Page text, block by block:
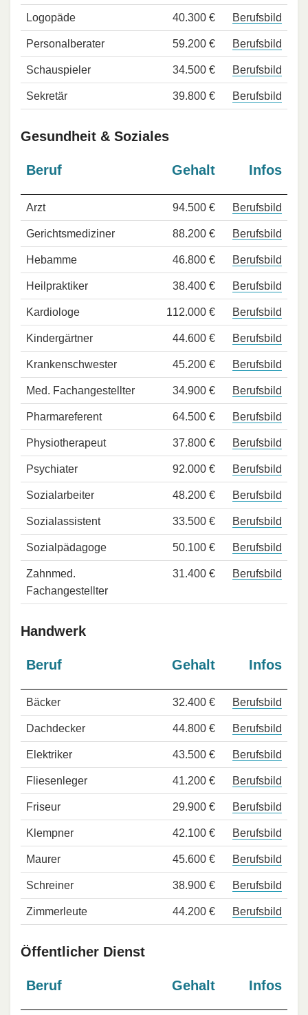
Logopäde 40.300 € Berufsbild
Personalberater 59.200 € Berufsbild
Schauspieler 34.500 € Berufsbild
Sekretär 39.800 € Berufsbild
Gesundheit & Soziales
Beruf Gehalt Infos
Arzt 94.500 € Berufsbild
Gerichtsmediziner 88.200 € Berufsbild
Hebamme 46.800 € Berufsbild
Heilpraktiker 38.400 € Berufsbild
Kardiologe 112.000 € Berufsbild
Kindergärtner 44.600 € Berufsbild
Krankenschwester 45.200 € Berufsbild
Med. Fachangestellter 34.900 € Berufsbild
Pharmareferent 64.500 € Berufsbild
Physiotherapeut 37.800 € Berufsbild
Psychiater 92.000 € Berufsbild
Sozialarbeiter 48.200 € Berufsbild
Sozialassistent 33.500 € Berufsbild
Sozialpädagoge 50.100 € Berufsbild
Zahnmed.
Fachangestellter
31.400 € Berufsbild
Handwerk
Beruf Gehalt Infos
Bäcker 32.400 € Berufsbild
Dachdecker 44.800 € Berufsbild
Elektriker 43.500 € Berufsbild
Fliesenleger 41.200 € Berufsbild
Friseur 29.900 € Berufsbild
Klempner 42.100 € Berufsbild
Maurer 45.600 € Berufsbild
Schreiner 38.900 € Berufsbild
Zimmerleute 44.200 € Berufsbild
Öffentlicher Dienst
Beruf Gehalt Infos